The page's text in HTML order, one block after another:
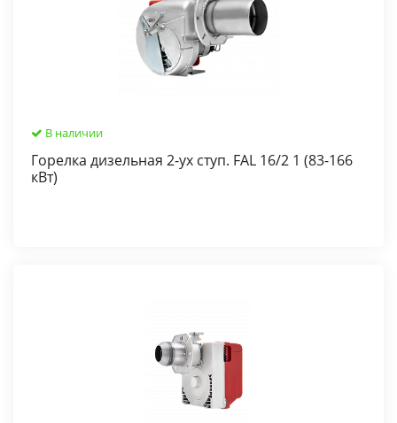
В наличии
Горелка дизельная 2-ух ступ. FAL 16/2 1 (83-166
кВт)